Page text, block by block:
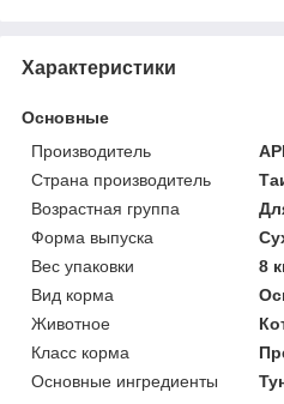
Характеристики
Основные
Производитель
Страна производитель
Возрастная группа
Форма выпуска
Вес упаковки
8
Вид корма
Животное
Класс корма
Основные ингредиенты